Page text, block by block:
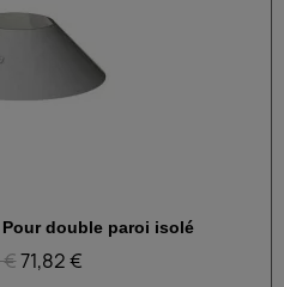
rapidedouble paroi isolé
€71,82 €